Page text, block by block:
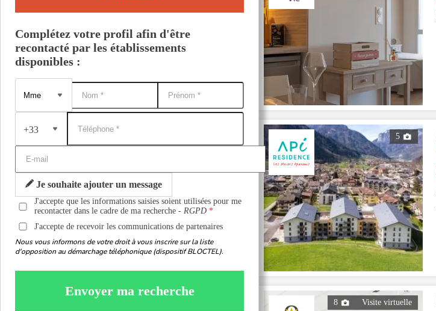
5
8 Visite virtuelle
Complétez votre profil afin d'être
recontacté par les établissements
disponibles :
+33
Je souhaite ajouter un message
J'accepte que les informations saisies soient utilisées pour me
recontacter dans le cadre de ma recherche -RGPD
J'accepte de recevoir les communications de partenaires
Nous vous informons de votre droit à vous inscrire sur la liste
d'opposition au démarchage téléphonique (dispositif BLOCTEL).
Envoyer ma recherche